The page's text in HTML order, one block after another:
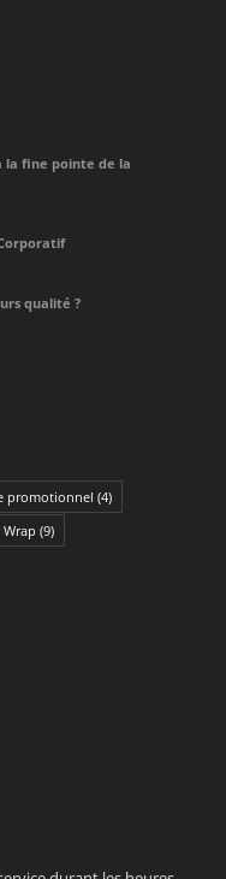
la fine pointe de la
qualité ?
promotionnel (4)
(9)